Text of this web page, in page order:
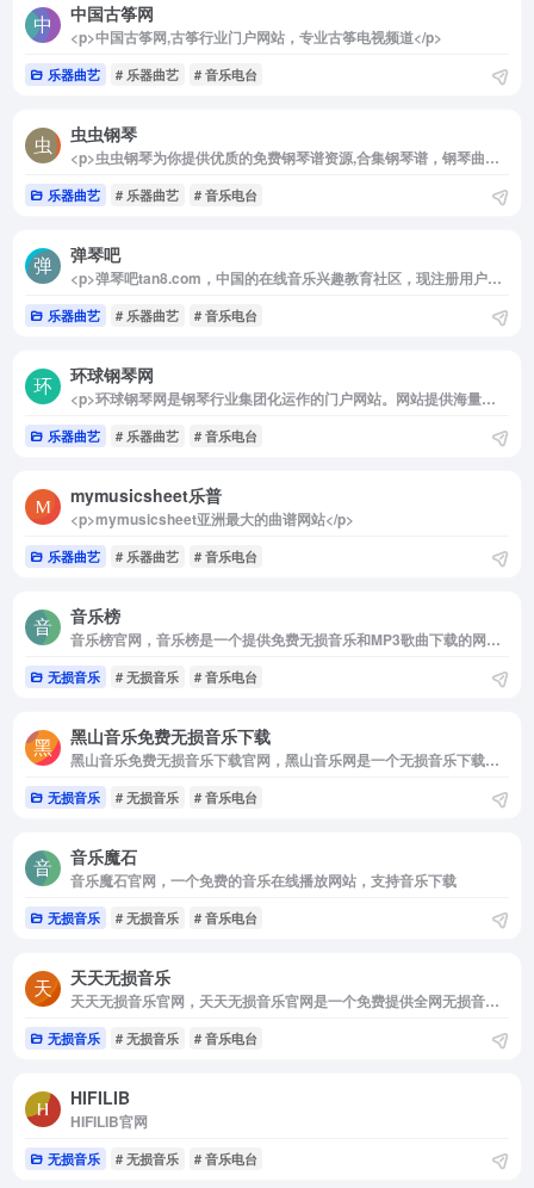
中国古筝网
<p>中国古筝网,古筝行业门户网站，专业古筝电视频道</p>
乐器曲艺 # 乐器曲艺 # 音乐电台
虫虫钢琴
<p>虫虫钢琴为你提供优质的免费钢琴谱资源,合集钢琴谱，钢琴曲试听，钢琴演奏，琴友交流的音乐平台</p>
乐器曲艺 # 乐器曲艺 # 音乐电台
弹琴吧
<p>弹琴吧tan8.com，中国的在线音乐兴趣教育社区，现注册用户突破100万。其音乐软件《弹琴吧》app、《钢琴谱大全》app和《吉他谱大全》app，安装量突破千万，好评如潮，小伙伴们快来加入吧。精选2万首iPhone/iPad/Android 钢琴谱,五线谱,乐谱,曲谱,免费下载,iPhone/iPad/Android版钢琴谱软件。</p>
乐器曲艺 # 乐器曲艺 # 音乐电台
环球钢琴网
<p>环球钢琴网是钢琴行业集团化运作的门户网站。网站提供海量免费钢琴资源，并且每天以100+的数量持续更新，能够做到有曲可听、有谱可查，成为全网值得信赖的钢琴学习者的平台化、工具化网站。</p>
乐器曲艺 # 乐器曲艺 # 音乐电台
mymusicsheet乐普
<p>mymusicsheet亚洲最大的曲谱网站</p>
乐器曲艺 # 乐器曲艺 # 音乐电台
音乐榜
音乐榜官网，音乐榜是一个提供免费无损音乐和MP3歌曲下载的网站，旨在为音乐爱好者创建一个交流与分享资源的空间。该平台没有广告干扰，也不需要用户登录即可使用。
无损音乐 # 无损音乐 # 音乐电台
黑山音乐免费无损音乐下载
黑山音乐免费无损音乐下载官网，黑山音乐网是一个无损音乐下载，mp3音乐免费下载，mp3音乐免费音乐下载的网站，抖音热门音乐下载，为广大爱好音乐者提供免费音乐素材交流分享的平台。
无损音乐 # 无损音乐 # 音乐电台
音乐魔石
音乐魔石官网，一个免费的音乐在线播放网站，支持音乐下载
无损音乐 # 无损音乐 # 音乐电台
天天无损音乐
天天无损音乐官网，天天无损音乐官网是一个免费提供全网无损音乐及mp3歌曲免费下载网站，为广大音乐爱好者提供音乐交流及资源分享平台
无损音乐 # 无损音乐 # 音乐电台
HIFILIB
HIFILIB官网
无损音乐 # 无损音乐 # 音乐电台